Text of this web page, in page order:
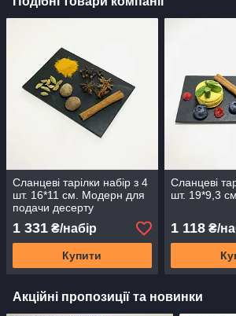
Сланцеві тарілки набір з 4
шт. 16*11 см. Модерн для
подачи десерту
1 331 ₴/набір
Купити
Сланцеві
шт. 19*9,3
1 118₴/
Акційні пропозиції та новинки